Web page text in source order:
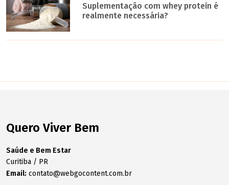
Suplementação com whey protein é
realmente necessária?
Quero Viver Bem
Saúde e Bem Estar
Curitiba / PR
Email: contato@webgocontent.com.br